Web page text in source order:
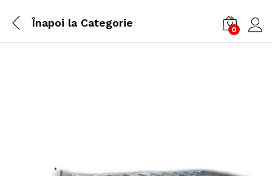
Înapoi laCategorie
0